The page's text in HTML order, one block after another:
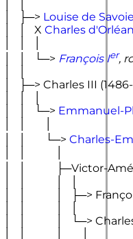
│   ├─>
Louise de
│   │   X
Charles
│   │   └─>
François Ier,
│   ├─>
Charles III
│   │   └─>
Emmanuel-
│   │       └─>
Charles-
│   │           ├─
Victor-
│   │
│   │           │   └─>